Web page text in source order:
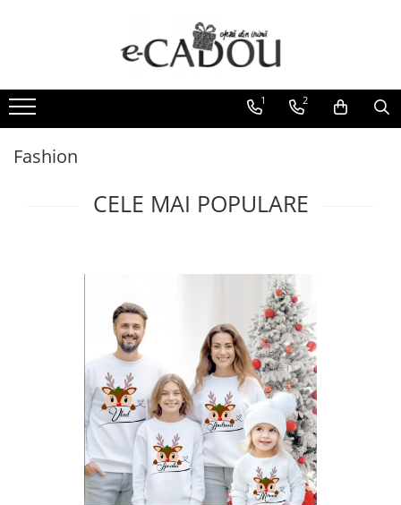
1 2
Fashion
CELE MAI POPULARE